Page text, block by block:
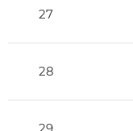
27
28
29